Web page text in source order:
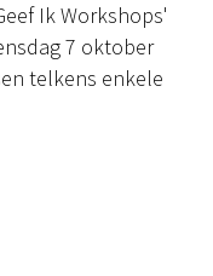
Ik Workshops'
7 oktober
telkens enkele